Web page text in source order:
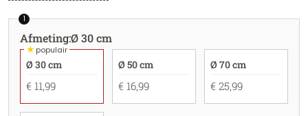
1
Afmeting:Ø 30 cm
★populair
Ø 30 cm
€ 11,99
Ø 50 cm
€ 16,99
Ø 70 cm
€ 25,99